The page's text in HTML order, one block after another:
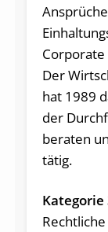
Corporate
Der
hat 1989
der
beraten
tätig.
Kategorie